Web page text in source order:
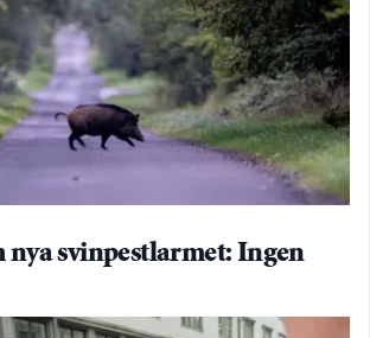
nya svinpestlarmet: Ingen